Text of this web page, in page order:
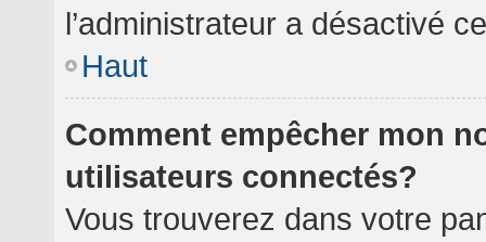
l’administrateur a désactivé
Haut
Comment empêcher mon
utilisateurs connectés?
Vous trouverez dans votre